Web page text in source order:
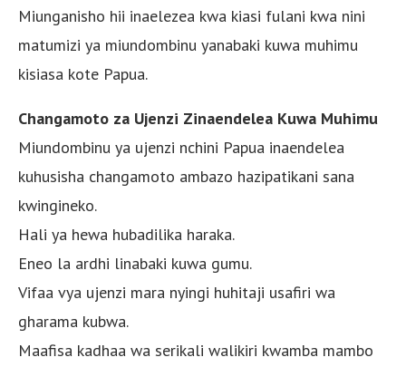
Miunganisho hii inaelezea kwa kiasi fulani kwa nini
matumizi ya miundombinu yanabaki kuwa muhimu
kisiasa kote Papua.
Changamoto za Ujenzi Zinaendelea Kuwa Muhimu
Miundombinu ya ujenzi nchini Papua inaendelea
kuhusisha changamoto ambazo hazipatikani sana
kwingineko.
Hali ya hewa hubadilika haraka.
Eneo la ardhi linabaki kuwa gumu.
Vifaa vya ujenzi mara nyingi huhitaji usafiri wa
gharama kubwa.
Maafisa kadhaa wa serikali walikiri kwamba mambo